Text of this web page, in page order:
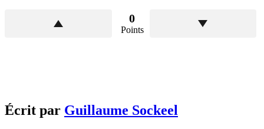
0
Points
Écrit par Guillaume Sockeel